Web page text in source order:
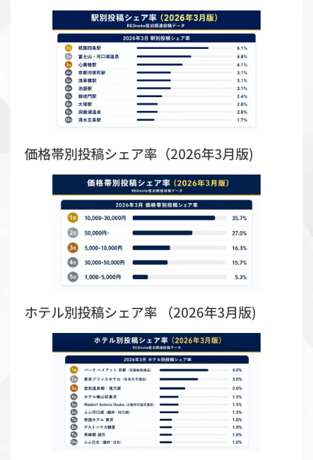
価格帯別投稿シェア率（2026年3月版)
ホテル別投稿シェア率 （2026年3月版)